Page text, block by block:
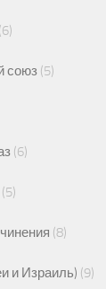
(6)
союз (5)
(6)
(5)
(8)
и Израиль) (9)